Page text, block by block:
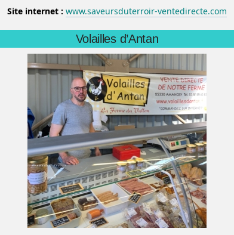
Site internet : www.saveursduterroir-ventedirecte.com
Volailles d’Antan